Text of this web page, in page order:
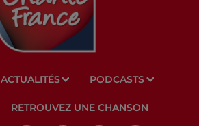
ACTUALITÉS PODCASTS
RETROUVEZ UNE CHANSON